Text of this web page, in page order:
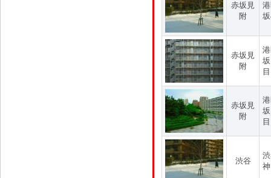
赤坂見
附
赤坂見
附
目
赤坂見
附
目
渋谷